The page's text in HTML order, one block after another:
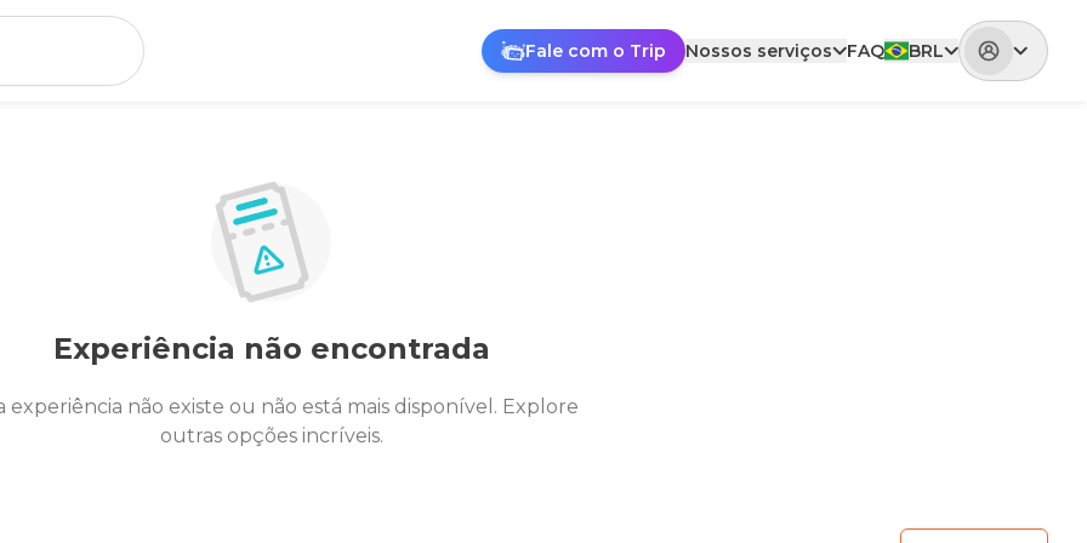
Fale com o Trip Nossos serviços FAQ BRL
Experiência não encontrada
experiência não existe ou não está mais disponível. Explore
outras opções incríveis.